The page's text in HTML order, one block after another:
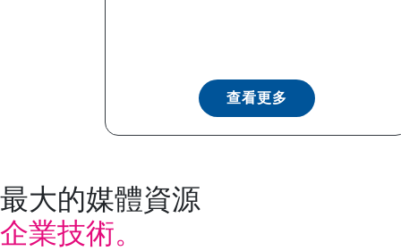
查看更多
最大的媒體資源
企業技術。